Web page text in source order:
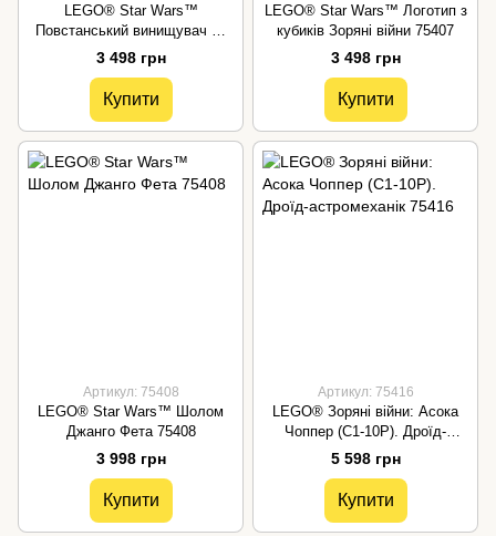
LEGO® Star Wars™
Повстанський винищувач U-
Wing 75399
3 498 грн
Купити
LEGO® Star Wars™ Логотип з
кубиків Зоряні війни 75407
3 498 грн
Купити
Артикул: 75408
LEGO® Star Wars™ Шолом
Джанго Фета 75408
3 998 грн
Купити
Артикул: 75416
LEGO® Зоряні війни: Асока
Чоппер (C1-10P). Дроїд-
астромеханік 75416
5 598 грн
Купити